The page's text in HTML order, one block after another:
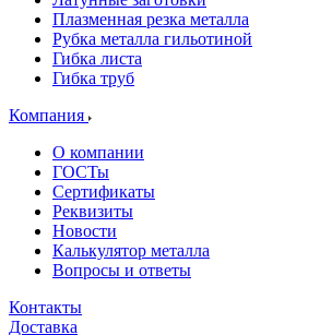
Плазменная резка металла
Рубка металла гильотиной
Гибка листа
Гибка труб
Компания
О компании
ГОСТы
Сертификаты
Реквизиты
Новости
Калькулятор металла
Вопросы и ответы
Контакты
Доставка